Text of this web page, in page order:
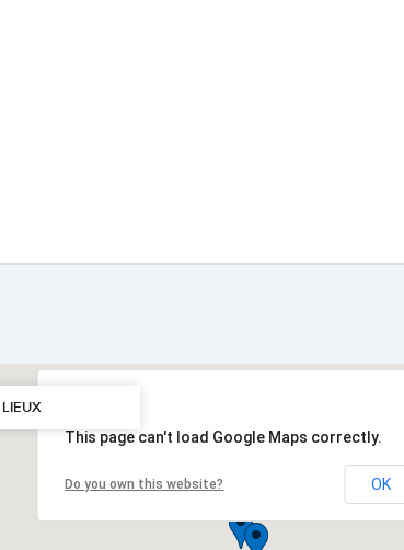
LIEUX
This page can't load Google Maps correctly.
Do you own this website? OK